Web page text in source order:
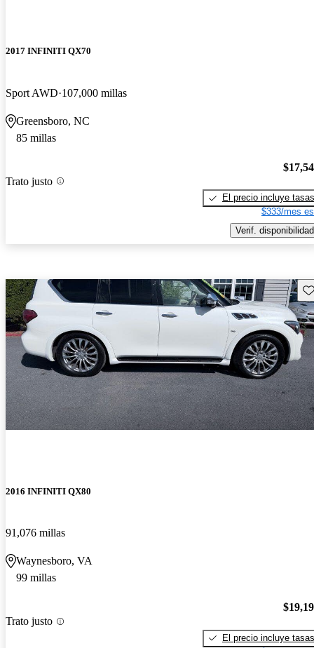
2017 INFINITI QX70
Sport AWD 107,000 millas
Greensboro, NC
85 millas
Trato justo
El precio incluye tasas
$333/mes
Verif. disponibilidad
2016 INFINITI QX80
91,076 millas
Waynesboro, VA
99 millas
Trato justo
El precio incluye tasas